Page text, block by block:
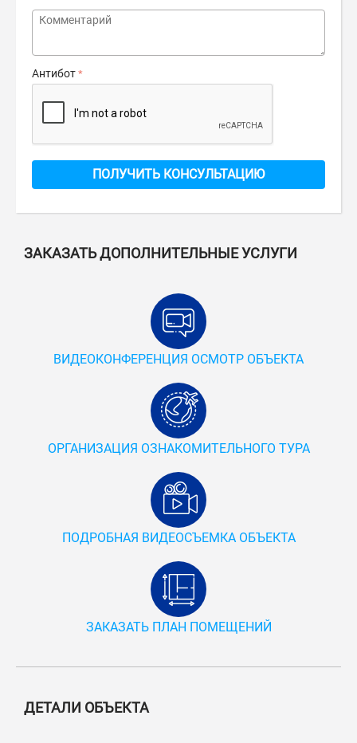
Антибот
ПОЛУЧИТЬ КОНСУЛЬТАЦИЮ
ЗАКАЗАТЬ ДОПОЛНИТЕЛЬНЫЕ УСЛУГИ
ВИДЕОКОНФЕРЕНЦИЯ ОСМОТР ОБЪЕКТА
ОРГАНИЗАЦИЯ ОЗНАКОМИТЕЛЬНОГО ТУРА
ПОДРОБНАЯ ВИДЕОСЪЕМКА ОБЪЕКТА
ЗАКАЗАТЬ ПЛАН ПОМЕЩЕНИЙ
ДЕТАЛИ ОБЪЕКТА